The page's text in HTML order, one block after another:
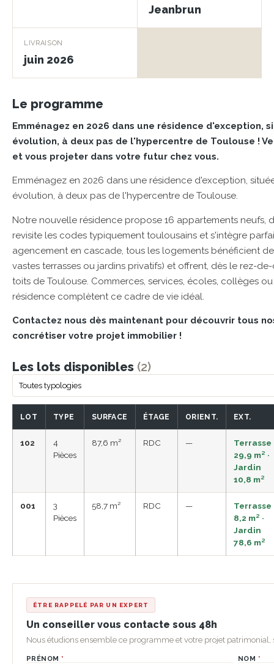
Jeanbrun
LIVRAISON
juin 2026
Le programme
Emménagez en 2026 dans une résidence
évolution, à deux pas de l'hypercentre de Toulouse !
et vous projeter dans votre futur chez vous.
Emménagez en 2026 dans une résidence d'exception,
évolution, à deux pas de l'hypercentre de Toulouse.
Notre nouvelle résidence propose 16 appartements neufs,
revisite les codes typiquement toulousains et s'intègre
agencement en cascade, tous les logements bénéficient
vastes terrasses ou jardins privatifs) et offrent, dès le rez-
toits de Toulouse. Commerces, services, écoles, collèges
résidence complètent ce cadre de vie idéal.
Contactez nous dès maintenant pour découvrir tous
concrétiser votre projet immobilier !
Les lots disponibles (2)
LOT TYPE SURFACE ÉTAGE ORIENT. EXT.
102
4
Pièces
87,6 m² RDC —
Terrasse
29,9 m² ·
Jardin
10,8 m²
001
3
Pièces
58,7 m² RDC —
Terrasse
8,2 m² ·
Jardin
78,6 m²
ÊTRE RAPPELÉ PAR UN EXPERT
Un conseiller vous contacte sous 48h
Nous étudions ensemble ce programme et votre projet patrimonial,
PRÉNOM* NOM *